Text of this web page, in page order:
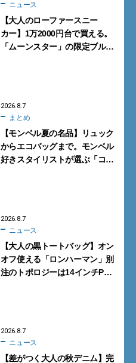
ニュース
【大人のローファースニー
カー】1万2000円台で買える。
「ムーンスター」の限定ブルー
2026.8.7
まとめ
【モンベル夏の名品】リュック
からエコバッグまで。モンベル
好きスタイリストが選ぶ「コス
2026.8.7
ニュース
【大人の黒トートバッグ】オン
オフ使える「ロンハーマン」別
注のトポロジーは14インチPC
2026.8.7
ニュース
【差がつく大人の秋デニム】完